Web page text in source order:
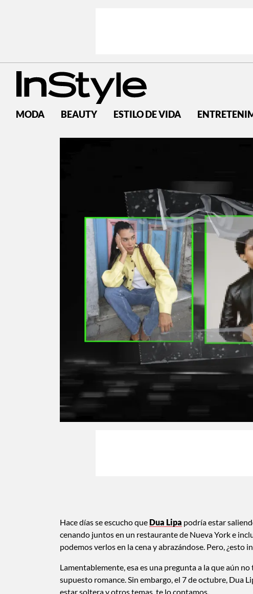
MODA BEAUTY ESTILO DE VIDA
Hace días se escucho que Dua Lipa podría estar
cenando juntos en un restaurante de Nueva York e
podemos verlos en la cena y abrazándose. Pero, ¿esto
Lamentablemente, esa es una pregunta a la que aún
supuesto romance. Sin embargo, el 7 de octubre, Dua
estar soltera y otros temas, te lo contamos.